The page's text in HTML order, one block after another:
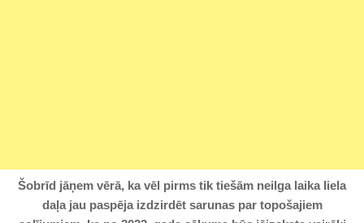
Šobrīd jāņem vērā, ka vēl pirms tik tiešām neilga laika liela
daļa jau paspēja izdzirdēt sarunas par topošajiem